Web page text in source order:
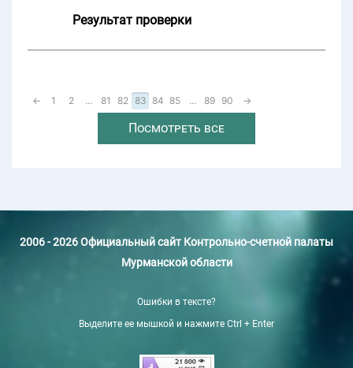
Результат проверки
← 1 2 ... 81 82 83 84 85 ... 89 90 →
Посмотреть все
2006 - 2026 Официальный сайт Контрольно-счетной палаты
Мурманской области
Ошибки в тексте?
Выделите ее мышкой и нажмите Ctrl + Enter